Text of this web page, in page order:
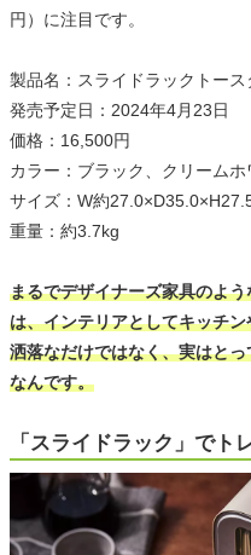
円）に注目です。
製品名：スライドラックトース
発売予定日：2024年4月23日
価格：16,500円
カラー：ブラック、クリームホ
サイズ：W約
重量：約3.7kg
まるでデザイナーズ家具のよ
は、インテリアとしてキッチ
洒落なだけではなく、実はと
なんです。
「スライドラック」でト